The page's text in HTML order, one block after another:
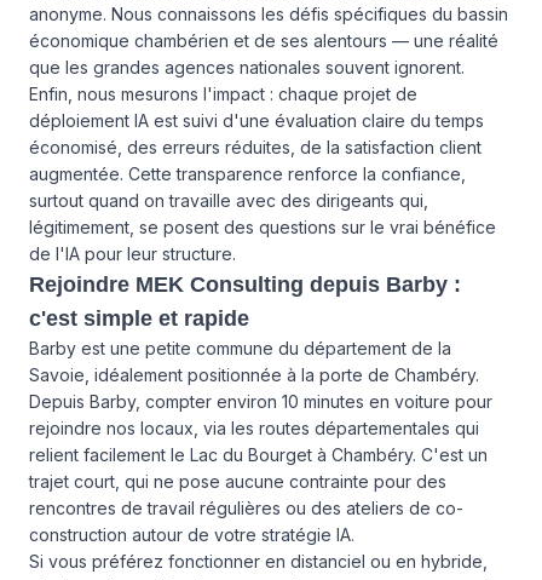
anonyme. Nous connaissons les défis spécifiques du bassin
économique chambérien et de ses alentours — une réalité
que les grandes agences nationales souvent ignorent.
Enfin, nous mesurons l'impact : chaque projet de
déploiement IA est suivi d'une évaluation claire du temps
économisé, des erreurs réduites, de la satisfaction client
augmentée. Cette transparence renforce la confiance,
surtout quand on travaille avec des dirigeants qui,
légitimement, se posent des questions sur le vrai bénéfice
de l'IA pour leur structure.
Rejoindre MEK Consulting depuis Barby :
c'est simple et rapide
Barby est une petite commune du département de la
Savoie, idéalement positionnée à la porte de Chambéry.
Depuis Barby, compter environ 10 minutes en voiture pour
rejoindre nos locaux, via les routes départementales qui
relient facilement le Lac du Bourget à Chambéry. C'est un
trajet court, qui ne pose aucune contrainte pour des
rencontres de travail régulières ou des ateliers de co-
construction autour de votre stratégie IA.
Si vous préférez fonctionner en distanciel ou en hybride,